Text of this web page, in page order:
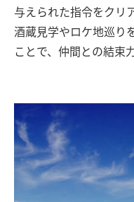
与えられた指令をクリ
酒蔵見学やロケ地巡り
ことで、仲間との結束